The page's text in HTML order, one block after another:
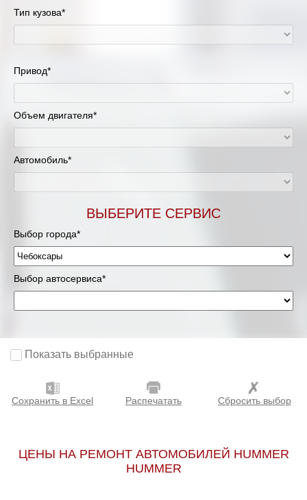
Тип кузова*
Привод*
Объем двигателя*
Автомобиль*
ВЫБЕРИТЕ СЕРВИС
Выбор города*
Выбор автосервиса*
Показать выбранные
Сохранить в Excel Распечатать Сбросить выбор
ЦЕНЫ НА РЕМОНТ АВТОМОБИЛЕЙ HUMMER
HUMMER